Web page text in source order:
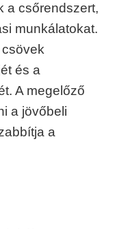
a csőrendszert,
munkálatokat.
és a
A megelőző
a jövőbeli
a